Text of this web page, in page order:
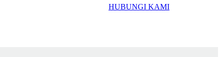
HUBUNGI KAMI